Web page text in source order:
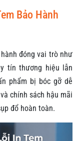
Bảo Hành
đóng vai trò như
tín thương hiệu lẫn
phẩm bị bóc gỡ dễ
chính sách hậu mãi
đổ hoàn toàn.